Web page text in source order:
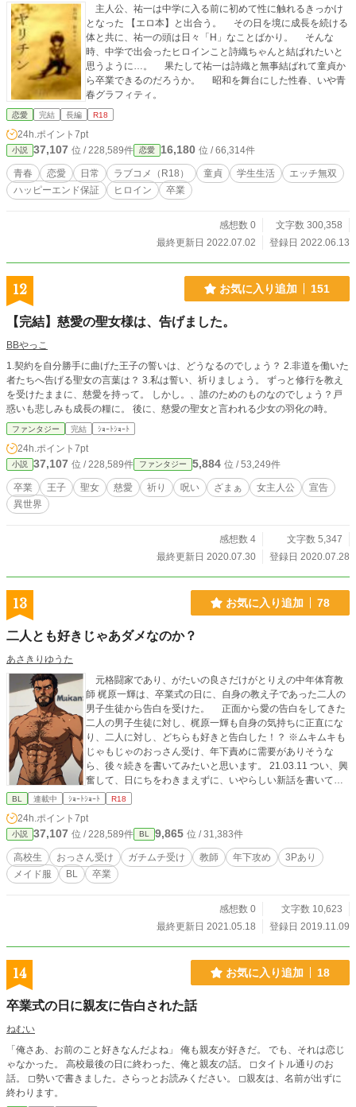
主人公、祐一は中学に入る前に初めて性に触れるきっかけ
となった 【エロ本】と出合う。 その日を境に成長を続ける
体と共に、祐一の頭は日々「H」なことばかり。 そんな
時、中学で出会ったヒロインこと詩織ちゃんと結ばれたいと
思うように…。 果たして祐一は詩織と無事結ばれて童貞か
ら卒業できるのだろうか。 昭和を舞台にした性春、いや青
春グラフィティ。
恋愛 完結 長編 R18
24h.ポイント 7pt
小説 37,107 位 / 228,589件 恋愛 16,180 位 / 66,314件
青春 恋愛 日常 ラブコメ（R18） 童貞 学生生活
エッチ無双
ハッピーエンド保証
ヒロイン 卒業
感想数 0
文字数 300,358
最終更新日 2022.07.02
登録日 2022.06.13
12 お気に入り追加 151
【完結】慈愛の聖女様は、告げました。
BBやっこ
1.契約を自分勝手に曲げた王子の誓いは、どうなるのでしょう？ 2.非道を働いた
者たちへ告げる聖女の言葉は？ 3.私は誓い、祈りましょう。 ずっと修行を教え
を受けたままに、慈愛を持って。 しかし。、誰のためのものなのでしょう？戸
惑いも悲しみも成長の糧に。 後に、慈愛の聖女と言われる少女の羽化の時。
ファンタジー 完結 ｼｮｰﾄｼｮｰﾄ
24h.ポイント 7pt
小説 37,107 位 / 228,589件 ファンタジー 5,884 位 / 53,249件
卒業 王子 聖女 慈愛 祈り 呪い ざまぁ 女主人公
宣告
異世界
感想数 4
文字数 5,347
最終更新日 2020.07.30
登録日 2020.07.28
13 お気に入り追加 78
二人とも好きじゃあダメなのか？
あさきりゆうた
元格闘家であり、がたいの良さだけがとりえの中年体育教
師 梶原一輝は、卒業式の日に、自身の教え子であった二人の
男子生徒から告白を受けた。 正面から愛の告白をしてきた
二人の男子生徒に対し、梶原一輝も自身の気持ちに正直にな
り、二人に対し、どちらも好きと告白した！？ ※ムキムキも
じゃもじゃのおっさん受け、年下責めに需要がありそうな
ら、後々続きを書いてみたいと思います。 21.03.11 つい、興
奮して、日にちをわきまえずに、いやらしい新話を書いてし
まいました。 21.05.18 第三話投稿しました。ガチムチなおっ
BL 連載中 ｼｮｰﾄｼｮｰﾄ R18
24h.ポイント 7pt
小説 37,107 位 / 228,589件 BL 9,865 位 / 31,383件
高校生 おっさん受け ガチムチ受け 教師 年下攻め
3Pあり
メイド服
BL 卒業
感想数 0
文字数 10,623
最終更新日 2021.05.18
登録日 2019.11.09
14 お気に入り追加 18
卒業式の日に親友に告白された話
ねむい
「俺さあ、お前のこと好きなんだよね」 俺も親友が好きだ。 でも、それは恋じ
ゃなかった。 高校最後の日に終わった、俺と親友の話。 ◻︎タイトル通りのお
話。 ◻︎勢いで書きました。さらっとお読みください。 ◻︎親友は、名前が出ずに
終わります。